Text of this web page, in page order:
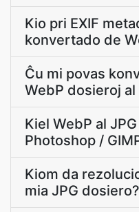
Kio pri EXIF
konvertado de
Ĉu mi povas
WebP dosieroj
Kiel WebP al
Photoshop /
Kiom da
mia JPG dosiero?